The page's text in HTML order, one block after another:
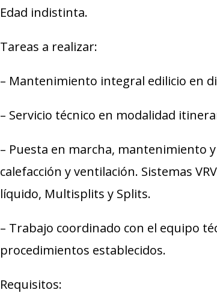
Edad indistinta.
Tareas a realizar:
– Mantenimiento integral edilicio en
– Servicio técnico en modalidad
– Puesta en marcha, mantenimiento
calefacción y ventilación. Sistemas
líquido, Multisplits y Splits.
– Trabajo coordinado con el equipo
procedimientos establecidos.
Requisitos: